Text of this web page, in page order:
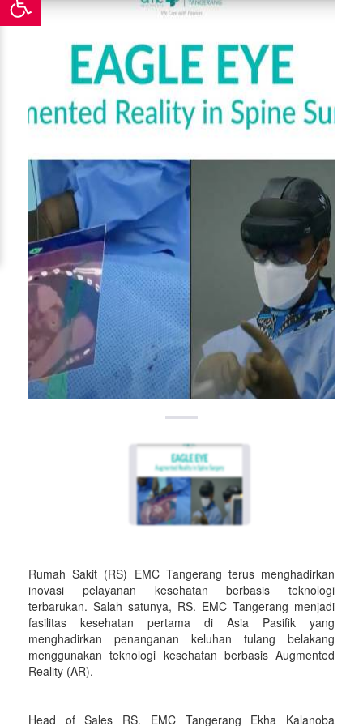
Rumah Sakit (RS) EMC Tangerang terus menghadirkan
inovasi pelayanan kesehatan berbasis teknologi
terbarukan. Salah satunya, RS. EMC Tangerang menjadi
fasilitas kesehatan pertama di Asia Pasifik yang
menghadirkan penanganan keluhan tulang belakang
menggunakan teknologi kesehatan berbasis Augmented
Reality (AR).
Head of Sales RS. EMC Tangerang Ekha Kalanoba